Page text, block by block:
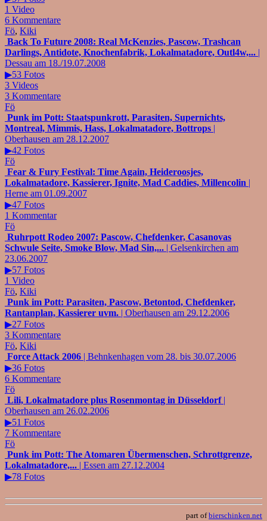
1 Video
6 Kommentare
Fö, Kiki
Back To Future 2008: Real McKenzies, Pascow, Trashcan
Darlings, Antidote, Knochenfabrik, Lokalmatadore, Outl4w,... |
Dessau am 18./19.07.2008
▶53 Fotos
3 Videos
3 Kommentare
Fö
Punk im Pott: Staatspunkrott, Parasiten, Supernichts,
Montreal, Mimmis, Hass, Lokalmatadore, Bottrops |
Oberhausen am 28.12.2007
▶42 Fotos
Fö
Fear & Fury Festival: Time Again, Heideroosjes,
Lokalmatadore, Kassierer, Ignite, Mad Caddies, Millencolin |
Herne am 01.09.2007
▶47 Fotos
1 Kommentar
Fö
Ruhrpott Rodeo 2007: Pascow, Chefdenker, Casanovas
Schwule Seite, Smoke Blow, Mad Sin,... | Gelsenkirchen am
23.06.2007
▶57 Fotos
1 Video
Fö, Kiki
Punk im Pott: Parasiten, Pascow, Betontod, Chefdenker,
Rantanplan, Kassierer uvm. | Oberhausen am 29.12.2006
▶27 Fotos
3 Kommentare
Fö, Kiki
Force Attack 2006 | Behnkenhagen vom 28. bis 30.07.2006
▶36 Fotos
6 Kommentare
Fö
Lili, Lokalmatadore plus Rosenmontag in Düsseldorf|
Oberhausen am 26.02.2006
▶51 Fotos
7 Kommentare
Fö
Punk im Pott: The Atomaren Übermenschen, Schrottgrenze,
Lokalmatadore,... | Essen am 27.12.2004
▶78 Fotos
part ofbierschinken.net